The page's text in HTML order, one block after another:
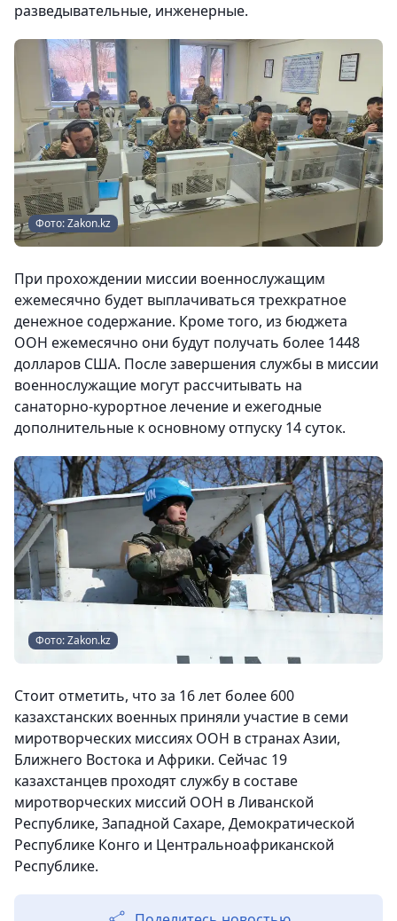
разведывательные, инженерные.
Фото: Zakon.kz
При прохождении миссии военнослужащим
ежемесячно будет выплачиваться трехкратное
денежное содержание. Кроме того, из бюджета
ООН ежемесячно они будут получать более 1448
долларов США. После завершения службы в миссии
военнослужащие могут рассчитывать на
санаторно-курортное лечение и ежегодные
дополнительные к основному отпуску 14 суток.
Фото: Zakon.kz
Стоит отметить, что за 16 лет более 600
казахстанских военных приняли участие в семи
миротворческих миссиях ООН в странах Азии,
Ближнего Востока и Африки. Сейчас 19
казахстанцев проходят службу в составе
миротворческих миссий ООН в Ливанской
Республике, Западной Сахаре, Демократической
Республике Конго и Центральноафриканской
Республике.